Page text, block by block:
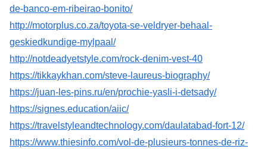
de-banco-em-ribeirao-bonito/
http://motorplus.co.za/toyota-se-veldryer-behaal-
geskiedkundige-mylpaal/
http://notdeadyetstyle.com/rock-denim-vest-40
https://tikkaykhan.com/steve-laureus-biography/
https://juan-les-pins.ru/en/prochie-yasli-i-detsady/
https://signes.education/aiic/
https://travelstyleandtechnology.com/daulatabad-fort-12/
https://www.thiesinfo.com/vol-de-plusieurs-tonnes-de-riz-